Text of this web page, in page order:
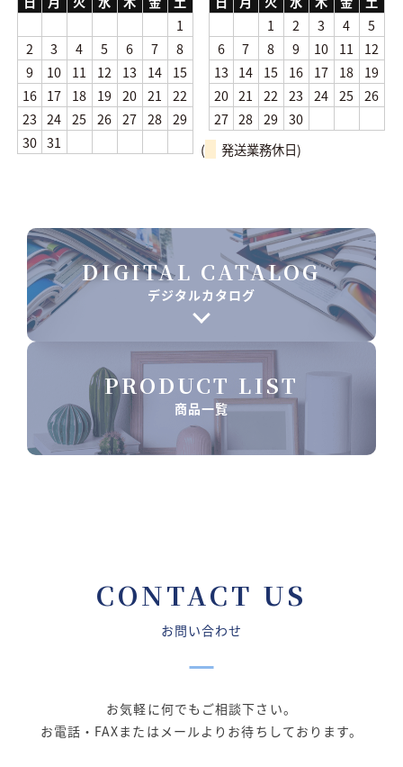
1
2
3 4 5 6 7
8
9
10 11 12 13 14
15
16 17 18 19 20 21
22
23 24 25 26 27 28 29
30 31
1
2 3 4
5
6
7 8 9 10 11
12
13
14 15 16 17 18
19
20 21 22 23 24 25 26
27 28 29 30
(
発送業務休日)
DIGITAL CATALOG
デジタルカタログ
PRODUCT LIST
商品一覧
CONTACT US
お問い合わせ
お気軽に何でもご相談下さい。
お電話・FAXまたはメールよりお待ちしております。